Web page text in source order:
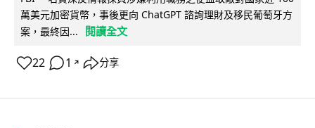
萬美元加密貨幣，事後更向 ChatGPT 諮詢理財及移民葡萄牙方
案，最終因...
閱讀全文
22 1 ↗ 分享